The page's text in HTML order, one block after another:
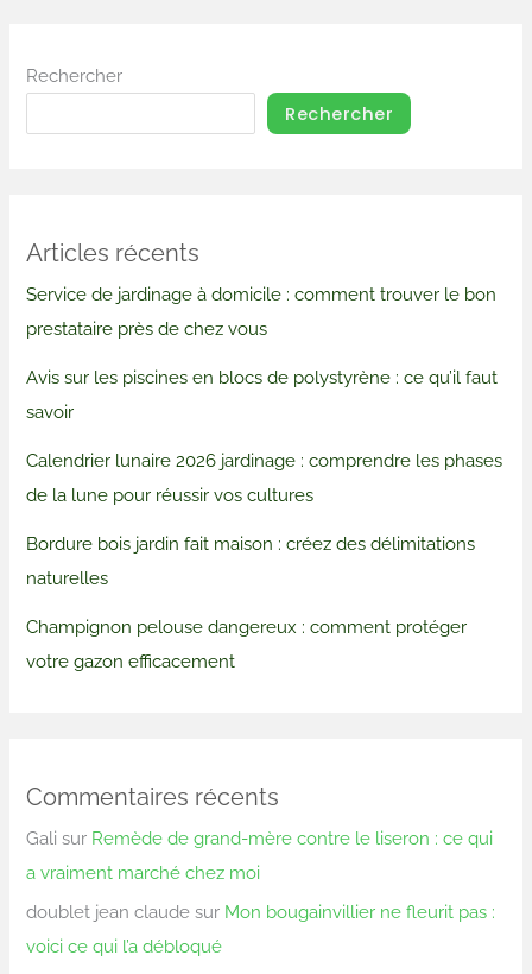
Rechercher
Rechercher
Articles récents
Service de jardinage à domicile : comment trouver le bon
prestataire près de chez vous
Avis sur les piscines en blocs de polystyrène : ce qu’il faut
savoir
Calendrier lunaire 2026 jardinage : comprendre les phases
de la lune pour réussir vos cultures
Bordure bois jardin fait maison : créez des délimitations
naturelles
Champignon pelouse dangereux : comment protéger
votre gazon efficacement
Commentaires récents
Gali sur Remède de grand-mère contre le liseron : ce qui
a vraiment marché chez moi
doublet jean claude sur Mon bougainvillier ne fleurit pas :
voici ce qui l’a débloqué